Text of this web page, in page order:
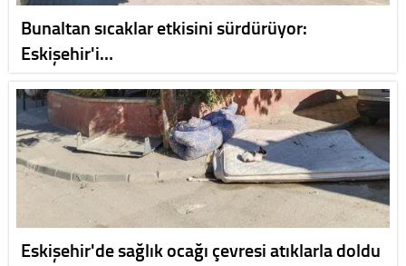
Bunaltan sıcaklar etkisini sürdürüyor:
Eskişehir'i…
Eskişehir'de sağlık ocağı çevresi atıklarla doldu